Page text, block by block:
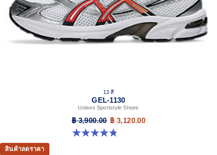
13 สี
GEL-1130
Unisex Sportstyle Shoes
฿ 3,900.00 ฿ 3,120.00
4.8 จาก 5 ดาว 398 รีวิว
สินค้าลดราคา